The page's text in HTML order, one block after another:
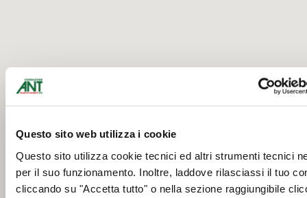
Questo sito web utilizza i cookie
Questo sito utilizza cookie tecnici ed altri strumenti tecnici
per il suo funzionamento. Inoltre, laddove rilasciassi il tuo
cliccando su "Accetta tutto" o nella sezione raggiungibile